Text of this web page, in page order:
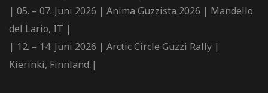
| 05. – 07. Juni 2026 | Anima Guzzista 2026 | Mandello
del Lario, IT |
| 12. – 14. Juni 2026 | Arctic Circle Guzzi Rally |
Kierinki, Finnland |